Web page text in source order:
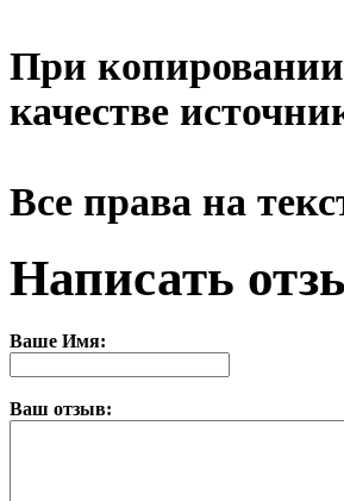
При копировании
качестве
Все права на
Написать
Ваше Имя:
Ваш отзыв: